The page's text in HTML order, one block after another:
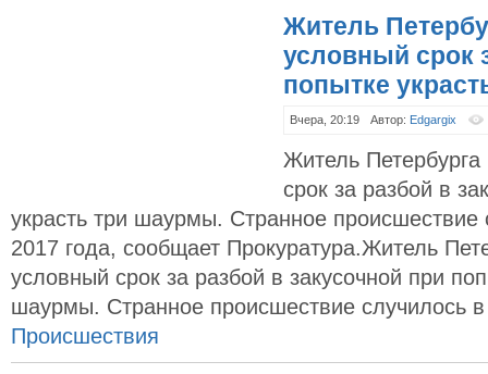
Житель
условный срок
попытке
Вчера, 20:19 Автор: Edgargix
Житель
срок за разбой в
украсть три шаурмы. Странное происшествие
2017 года, сообщает Прокуратура.Житель
условный срок за разбой в закусочной при
шаурмы. Странное происшествие случилось в
Происшествия